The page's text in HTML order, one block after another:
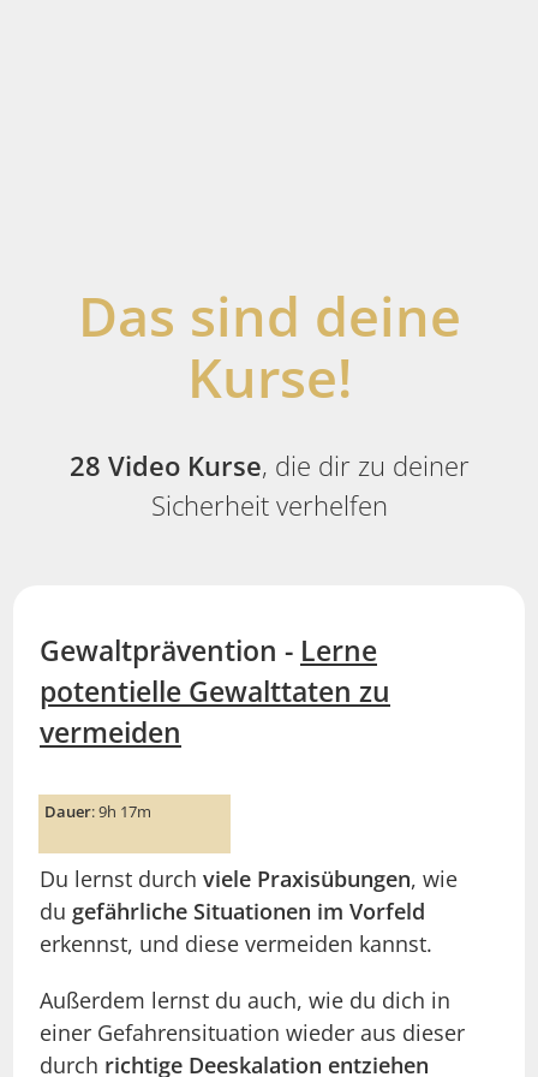
Das sind deine
Kurse!
28 Video Kurse, die dir zu deiner
Sicherheit verhelfen
Gewaltprävention - Lerne
potentielle Gewalttaten zu
vermeiden
Dauer: 9h 17m
Du lernst durch viele Praxisübungen, wie
du gefährliche Situationen im Vorfeld
erkennst, und diese vermeiden kannst.
Außerdem lernst du auch, wie du dich in
einer Gefahrensituation wieder aus dieser
durch richtige Deeskalation entziehen